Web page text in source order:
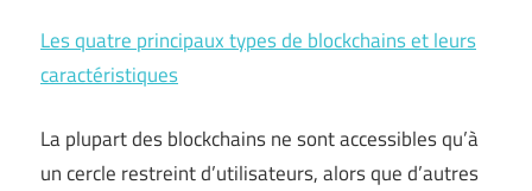
Les quatre principaux types de blockchains et leurs
caractéristiques
La plupart des blockchains ne sont accessibles qu’à
un cercle restreint d’utilisateurs, alors que d’autres